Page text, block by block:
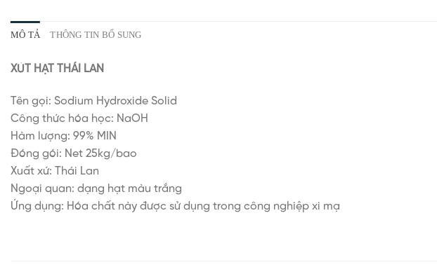
MÔ TẢ THÔNG TIN BỔ SUNG
XÚT HẠT THÁI LAN
Tên gọi: Sodium Hydroxide Solid
Công thức hóa học: NaOH
Hàm lượng: 99% MIN
Đóng gói: Net 25kg/bao
Xuất xứ: Thái Lan
Ngoại quan: dạng hạt màu trắng
Ứng dụng: Hóa chất này được sử dụng trong công nghiệp xi mạ